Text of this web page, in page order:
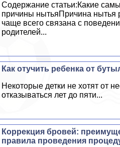
Содержание статьи:Какие
причины нытьяПричина нытья
чаще всего связана с
родителей...
Как отучить ребенка от
Некоторые детки не хотят от
отказываться лет до пяти...
Коррекция бровей:
правила проведения